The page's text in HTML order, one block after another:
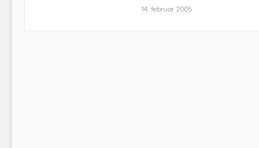
14. februar 2005